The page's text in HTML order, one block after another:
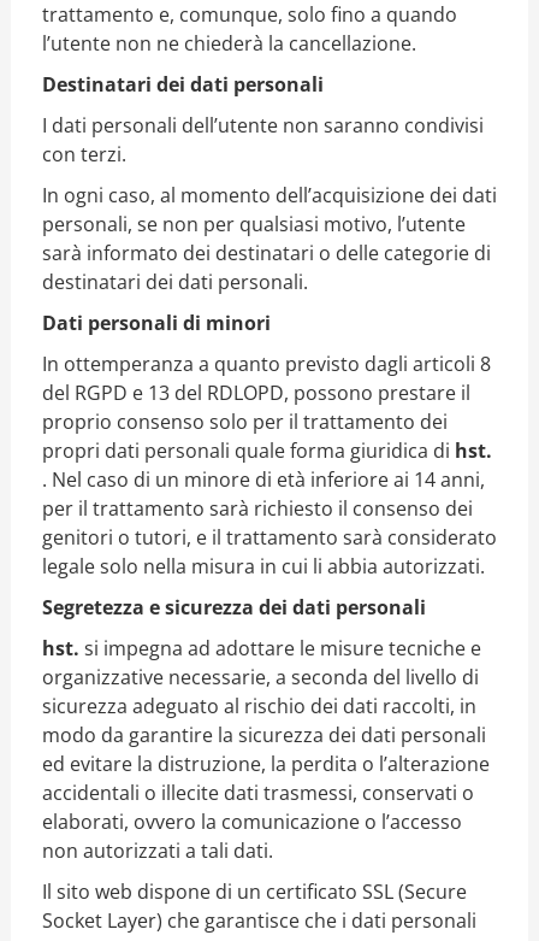
trattamento e, comunque, solo fino a quando
l’utente non ne chiederà la cancellazione.
Destinatari dei dati personali
I dati personali dell’utente non saranno condivisi
con terzi.
In ogni caso, al momento dell’acquisizione dei dati
personali, se non per qualsiasi motivo, l’utente
sarà informato dei destinatari o delle categorie di
destinatari dei dati personali.
Dati personali di minori
In ottemperanza a quanto previsto dagli articoli 8
del RGPD e 13 del RDLOPD, possono prestare il
proprio consenso solo per il trattamento dei
propri dati personali quale forma giuridica di hst.
. Nel caso di un minore di età inferiore ai 14 anni,
per il trattamento sarà richiesto il consenso dei
genitori o tutori, e il trattamento sarà considerato
legale solo nella misura in cui li abbia autorizzati.
Segretezza e sicurezza dei dati personali
hst. si impegna ad adottare le misure tecniche e
organizzative necessarie, a seconda del livello di
sicurezza adeguato al rischio dei dati raccolti, in
modo da garantire la sicurezza dei dati personali
ed evitare la distruzione, la perdita o l’alterazione
accidentali o illecite dati trasmessi, conservati o
elaborati, ovvero la comunicazione o l’accesso
non autorizzati a tali dati.
Il sito web dispone di un certificato SSL (Secure
Socket Layer) che garantisce che i dati personali